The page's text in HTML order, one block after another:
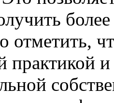
отметить,
практикой